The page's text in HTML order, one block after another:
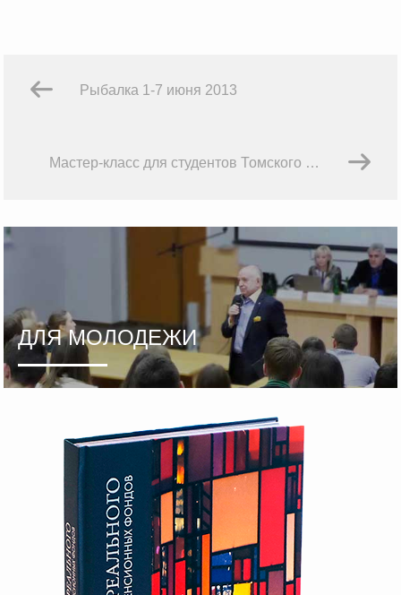
Рыбалка 1-7 июня 2013
Мастер-класс для студентов Томского государственного университета систем управления и радиоэлектроники
ДЛЯ МОЛОДЕЖИ